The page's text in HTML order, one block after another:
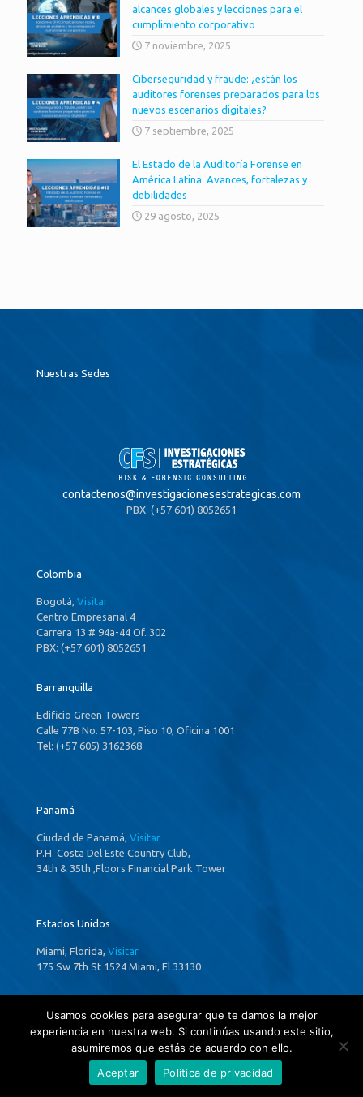
alcances globales y lecciones para el
cumplimiento corporativo
7 noviembre, 2025
Ciberseguridad y fraude: ¿están los
auditores forenses preparados para los
nuevos escenarios digitales?
7 septiembre, 2025
El Estado de la Auditoría Forense en
América Latina: Avances, fortalezas y
debilidades
29 agosto, 2025
Nuestras Sedes
contactenos@investigacionesestrategicas.com
PBX: (+57 601) 8052651
Colombia
Bogotá, Visitar
Centro Empresarial 4
Carrera 13 # 94a-44 Of. 302
PBX: (+57 601) 8052651
Barranquilla
Edificio Green Towers
Calle 77B No. 57-103, Piso 10, Oficina 1001
Tel: (+57 605) 3162368
Panamá
Ciudad de Panamá, Visitar
P.H. Costa Del Este Country Club,
34th & 35th ,Floors Financial Park Tower
Estados Unidos
Miami, Florida, Visitar
175 Sw 7th St 1524 Miami, Fl 33130
Usamos cookies para asegurar que te damos la mejor
experiencia en nuestra web. Si continúas usando este sitio,
asumiremos que estás de acuerdo con ello.
Aceptar
Política de privacidad